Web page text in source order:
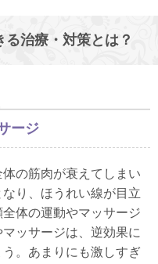
治療・対策とは？
ージ
の筋肉が衰えてしまい
り、ほうれい線が目立
体の運動やマッサージ
ッサージは、逆効果に
。あまりにも激しすぎ